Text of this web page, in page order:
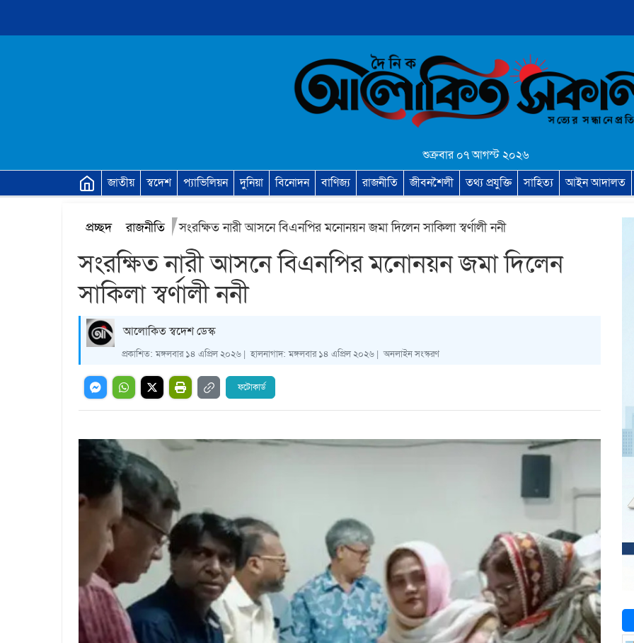
শুক্রবার ০৭ আগস্ট ২০২৬
জাতীয়
স্বদেশ প্যাভিলিয়ন দুনিয়া বিনোদন বাণিজ্য রাজনীতি জীবনশৈলী তথ্য প্রযুক্তি সাহিত্য আইন আদালত
প্রচ্ছদ রাজনীতি সংরক্ষিত নারী আসনে বিএনপির মনোনয়ন জমা দিলেন সাকিলা স্বর্ণালী ননী
সংরক্ষিত নারী আসনে বিএনপির মনোনয়ন জমা দিলেন
সাকিলা স্বর্ণালী ননী
আলোকিত স্বদেশ ডেস্ক
প্রকাশিত: মঙ্গলবার ১৪ এপ্রিল ২০২৬ | হালনাগাদ: মঙ্গলবার ১৪ এপ্রিল ২০২৬ | অনলাইন সংস্করণ
ফটোকার্ড